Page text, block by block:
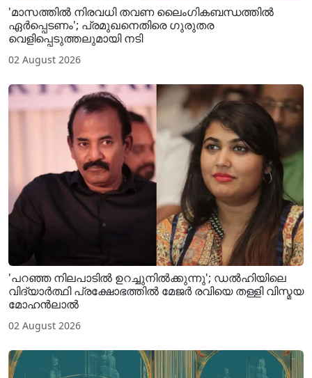
'മാസത്തിൽ നിരവധി തവണ ലൈം​ഗികബന്ധത്തിൽ
ഏർപ്പെടണം'; പ്രമുഖനെതിരെ ​ഗുരുതര
വെളിപ്പെടുത്തലുമായി നടി
02 August 2026
'പറഞ്ഞ നിലപാടിൽ ഉറച്ചുനിൽക്കുന്നു'; ഡൽഹിയിലെ
വിദ്യാർത്ഥി പ്രക്ഷോഭത്തിൽ മേജർ രവിയെ തള്ളി വിസ്മയ
മോഹൻലാൽ
02 August 2026